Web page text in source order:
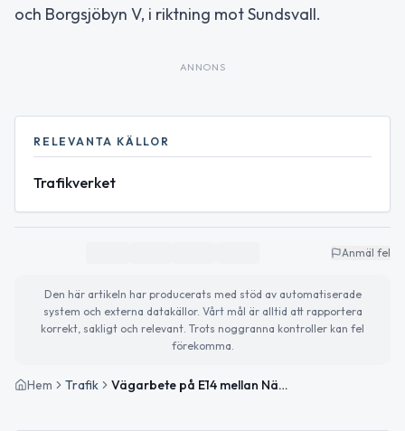
och Borgsjöbyn V, i riktning mot Sundsvall.
ANNONS
RELEVANTA KÄLLOR
Trafikverket
Anmäl fel
Den här artikeln har producerats med stöd av automatiserade
system och externa datakällor. Vårt mål är alltid att rapportera
korrekt, sakligt och relevant. Trots noggranna kontroller kan fel
förekomma.
Hem Trafik Vägarbete på E14 mellan Näset och Borgsjöbyn V påverkar trafiken mot Sundsvall